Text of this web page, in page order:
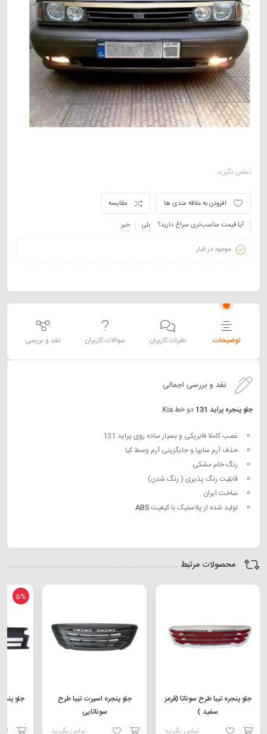
تماس بگیرید
مقایسه
افزودن به علاقه مندی ها
آیا قیمت مناسب‌تری سراغ دارید؟
بلی خیر
موجود در انبار
توضیحات نظرات کاربران سوالات کاربران نقد و بررسی
نقد و بررسی اجمالی
جلو پنجره پراید 131 دو خط Kia
نصب کاملا فابریکی و بسیار ساده روی پراید 131
حذف آرم سایپا و جایگزینی آرم وسط کیا
رنگ خام مشکی
قابلیت رنگ پذیری ( رنگ شدن)
ساخت ایران
تولید شده از پلاستیک با کیفیتABS
محصولات مرتبط
جلو پنجره تیبا طرح سوناتا (قرمز
سفید )
تماس بگیرید
جلو پنجره اسپرت تیبا طرح
سوناتایی
تماس بگیرید
5%
جلو پنجره پژو